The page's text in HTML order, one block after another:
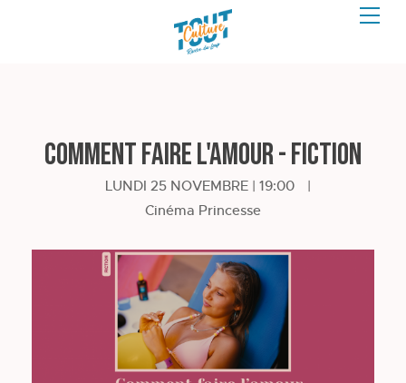
Comment faire l'amour - Fiction
LUNDI 25 NOVEMBRE | 19:00
|
Cinéma Princesse